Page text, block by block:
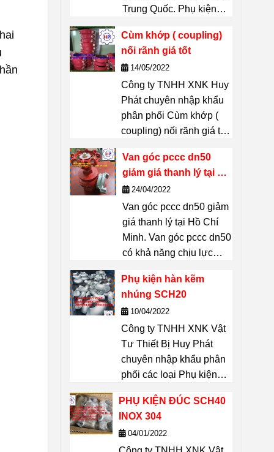
cần hàn. Thích hợp
ống dẫnnước, khí nén,
dầu, hơi, PCCC,
HVAC… liên hệ :
0909651167 Mr Dũng
Trung Quốc. Phụ kiện
là dòng phụ kiện được
nhiều chủ dự án tin
chọn. Không chỉ có khả
năng chịu lực tốt, chúng
còn bền, ít han gỉ và có
giá cả thì phải chăng đã
biết gì về những phụ
Cùm khớp ( coupling)
nối rãnh giá tốt
14/05/2022
Công ty TNHH XNK Huy
Phát chuyên nhập khẩu
phân phối Cùm khớp (
coupling) nối rãnh giá tốt
Minh Hãy Liên hệ 24/7 Mr
Dũng 0909651167 Email:
Vattuhuyphat@gmail.com
Van góc pccc dn50
giảm giá thanh lý tại Hồ
Chí Minh
24/04/2022
Van góc pccc dn50 giảm
giá thanh lý tại Hồ Chí
Minh. Van góc pccc dn50
có khả năng chịu lực
không thể thiếu được
trong công tác PCCC:
Tiêu chuẩn ngàm nối :
TCVN. Chất liệu: Gang.
Kích thước D50(mm).
Trọng lượng van gang
DN50(không ngàm): 2kg.
DN50 (có ngàm): 2,1kg.
liên hệ 0909651167
Dũng để biết giá thanh lý
Phụ kiện hàn kẽm
nhúng SCH20
10/04/2022
Công ty TNHH XNK Vật
Tư Thiết Bị Huy Phát
chuyên nhập khẩu phân
phối các loại Phụ kiện
dung cho đường ống.
Sản phẩm Phụ kiện hàn
kẽm nhúng SCH20 dùng
PHỤ KIỆN ĐÚC SCH40
INOX 304
04/01/2022